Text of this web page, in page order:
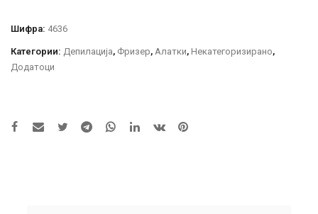
Шифра: 4636
Категории: Депилација, Фризер, Алатки, Некатегоризирано,
Додатоци